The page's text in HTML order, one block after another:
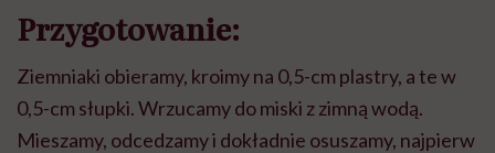
Przygotowanie:
Ziemniaki obieramy, kroimy na 0,5-cm plastry, a te w
0,5-cm słupki. Wrzucamy do miski z zimną wodą.
Mieszamy, odcedzamy i dokładnie osuszamy, najpierw